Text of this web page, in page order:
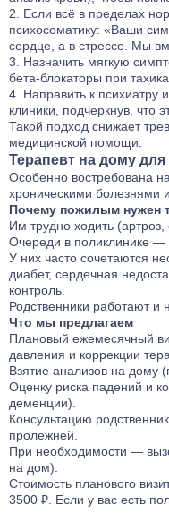
Если всё в пределах
психосоматику: «Ваши
сердце, а в стрессе. Мы
Назначить мягкую
бета-блокаторы при
Направить к психиатру
клиники, подчеркнув, что
Такой подход снижает
медицинской помощи.
Терапевт на дому
Особенно востребована
хроническими болезнями
Почему пожилым нужен
Им трудно ходить
Очереди в поликлинике —
У них часто сочетаются
диабет, сердечная
контроль.
Родственники работают и
Что мы предлагаем
Плановый ежемесячный
давления и коррекции
Взятие анализов на дому
Оценку риска падений и
деменции).
Консультацию
пролежней.
При необходимости —
на дом).
Стоимость планового
3500 ₽. Если у вас есть